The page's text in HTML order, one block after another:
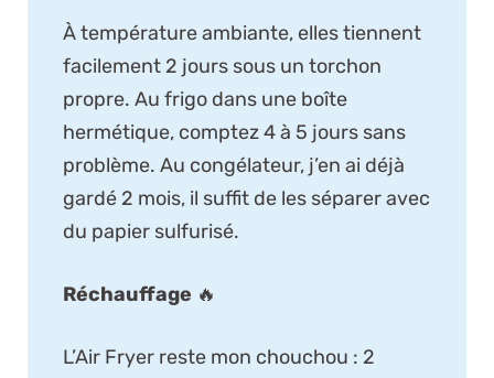
À température ambiante, elles tiennent
facilement 2 jours sous un torchon
propre. Au frigo dans une boîte
hermétique, comptez 4 à 5 jours sans
problème. Au congélateur, j’en ai déjà
gardé 2 mois, il suffit de les séparer avec
du papier sulfurisé.
Réchauffage 🔥
L’Air Fryer reste mon chouchou : 2